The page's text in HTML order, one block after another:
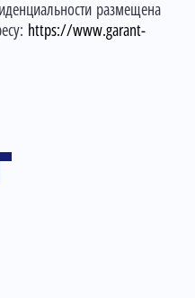
размещена
https://www.garant-